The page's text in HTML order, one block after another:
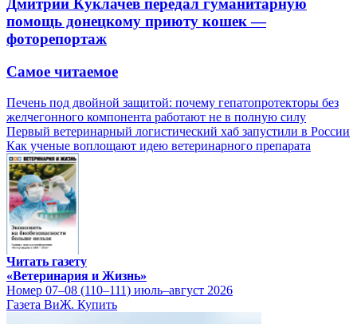
Дмитрий Куклачев передал гуманитарную
помощь донецкому приюту кошек —
фоторепортаж
Самое читаемое
Печень под двойной защитой: почему гепатопротекторы без
желчегонного компонента работают не в полную силу
Первый ветеринарный логистический хаб запустили в России
Как ученые воплощают идею ветеринарного препарата
Читать газету
«Ветеринария и Жизнь»
Номер 07–08 (110–111) июль–август 2026
Газета ВиЖ. Купить